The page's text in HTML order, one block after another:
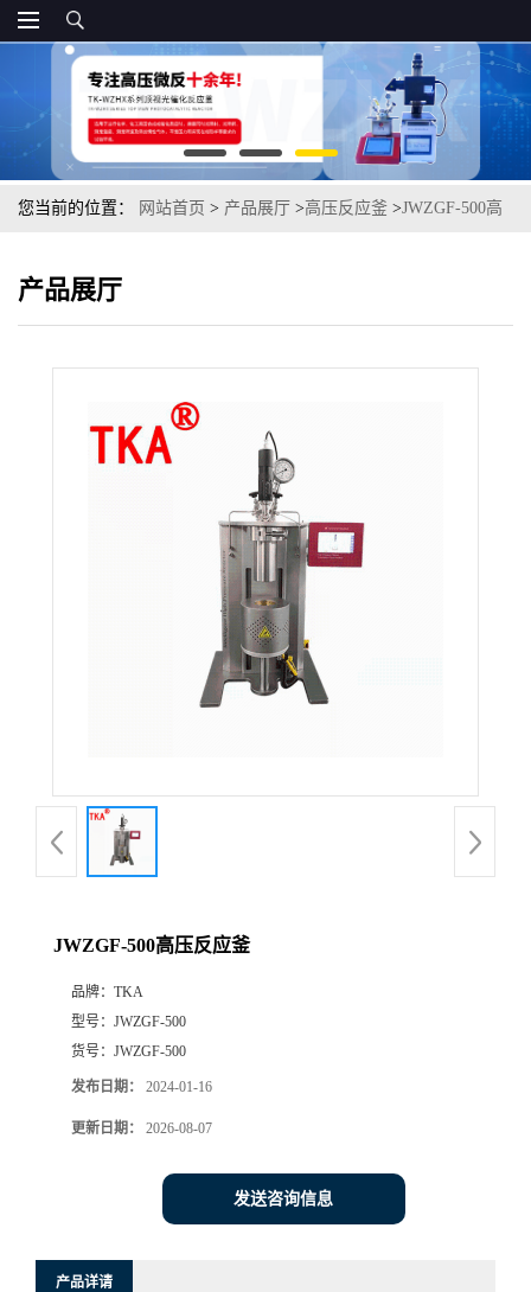
您当前的位置： 网站首页 > 产品展厅 >高压反应釜 >JWZGF-500高
产品展厅
JWZGF-500高压反应釜
品牌： TKA
型号： JWZGF-500
货号： JWZGF-500
发布日期： 2024-01-16
更新日期： 2026-08-07
发送咨询信息
产品详请